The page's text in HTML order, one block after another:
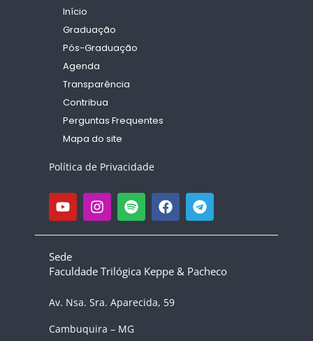
Início
Graduação
Pós-Graduação
Agenda
Transparência
Contribua
Perguntas Frequentes
Mapa do site
Política de Privacidade
Sede
Faculdade Trilógica Keppe & Pacheco
Av. Nsa. Sra. Aparecida, 59
Cambuquira – MG